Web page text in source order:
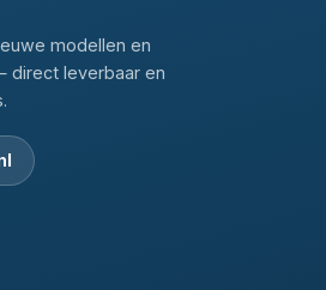
modellen en
direct leverbaar en